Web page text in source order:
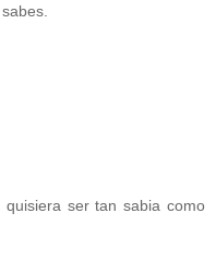
ser tan sabia como